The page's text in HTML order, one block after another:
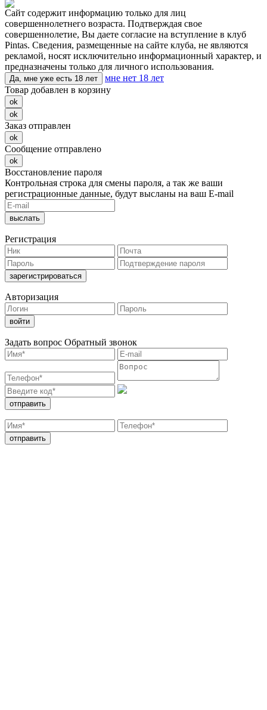
Сайт содержит информацию только для лиц
совершеннолетнего возраста. Подтверждая свое
совершеннолетие, Вы даете согласие на вступление в клуб
Pintas. Сведения, размещенные на сайте клуба, не являются
рекламой, носят исключительно информационный характер, и
предназначены только для личного использования.
Да, мне уже есть 18 лет
мне нет 18 лет
Товар добавлен в корзину
ok
ok
Заказ отправлен
ok
Сообщение отправлено
ok
Восстановление пароля
Контрольная строка для смены пароля, а так же ваши
регистрационные данные, будут высланы на ваш E-mail
Регистрация
Авторизация
Задать вопрос Обратный звонок